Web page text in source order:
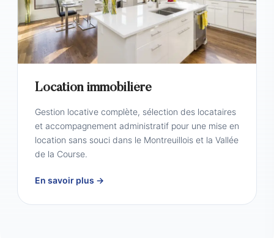
Location immobilière
Gestion locative complète, sélection des locataires
et accompagnement administratif pour une mise en
location sans souci dans le Montreuillois et la Vallée
de la Course.
En savoir plus →